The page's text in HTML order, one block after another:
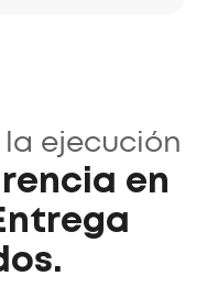
ejecución
en